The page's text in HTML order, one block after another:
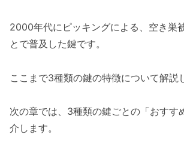
2000年代にピッキングによる、空き巣
とで普及した鍵です。
ここまで3種類の鍵の特徴について解説
次の章では、3種類の鍵ごとの「おすす
介します。